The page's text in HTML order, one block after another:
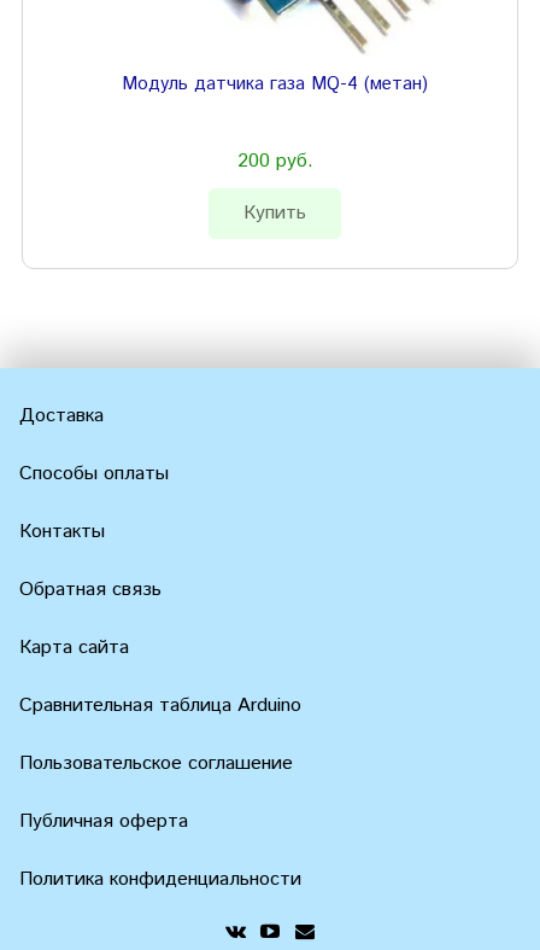
Модуль датчика газа MQ-4 (метан)
200 руб.
Купить
Доставка
Способы оплаты
Контакты
Обратная связь
Карта сайта
Сравнительная таблица Arduino
Пользовательское соглашение
Публичная оферта
Политика конфиденциальности